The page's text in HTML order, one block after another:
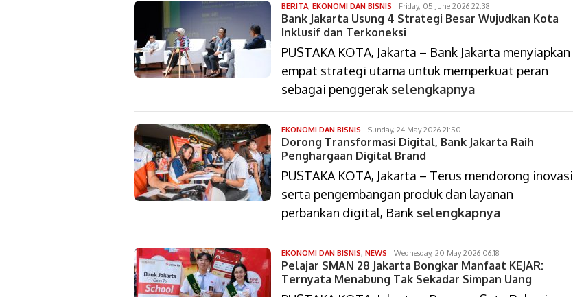
BERITA, EKONOMI DAN BISNIS isa
bustomi
Friday, 05 June 2026 22:38
Bank Jakarta Usung 4 Strategi Besar Wujudkan Kota
Inklusif dan Terkoneksi
PUSTAKA KOTA, Jakarta – Bank Jakarta menyiapkan
empat strategi utama untuk memperkuat peran
sebagai penggerak selengkapnya
EKONOMI DAN BISNIS isa
bustomi
Sunday, 24 May 2026 21:50
Dorong Transformasi Digital, Bank Jakarta Raih
Penghargaan Digital Brand
PUSTAKA KOTA, Jakarta – Terus mendorong inovasi
serta pengembangan produk dan layanan
perbankan digital, Bank selengkapnya
EKONOMI DAN BISNIS, NEWS isa
bustomi
Wednesday, 20 May 2026 06:18
Pelajar SMAN 28 Jakarta Bongkar Manfaat KEJAR:
Ternyata Menabung Tak Sekadar Simpan Uang